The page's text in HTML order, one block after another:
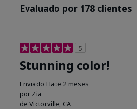
Evaluado por 178 clientes
5
Stunning color!
Enviado Hace 2 meses
por Zia
de Victorville, CA